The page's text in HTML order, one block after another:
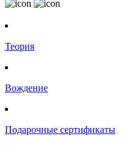
Теория
Вождение
Подарочные сертификаты